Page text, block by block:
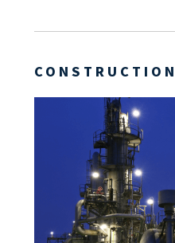
CONSTRUCTION